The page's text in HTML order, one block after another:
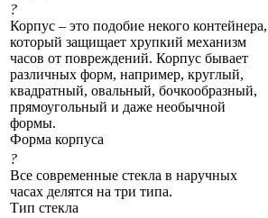
?
Корпус – это подобие некого контейнера,
который защищает хрупкий механизм
часов от повреждений. Корпус бывает
различных форм, например, круглый,
квадратный, овальный, бочкообразный,
прямоугольный и даже необычной
формы.
Форма корпуса
?
Все современные стекла в наручных
часах делятся на три типа.
Тип стекла